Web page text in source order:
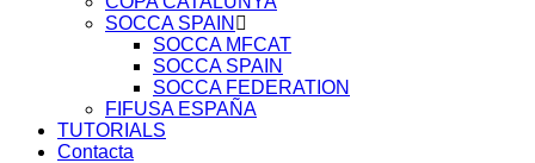
SOCCA SPAIN
SOCCA MFCAT
SOCCA SPAIN
SOCCA FEDERATION
FIFUSA ESPAÑA
TUTORIALS
Contacta